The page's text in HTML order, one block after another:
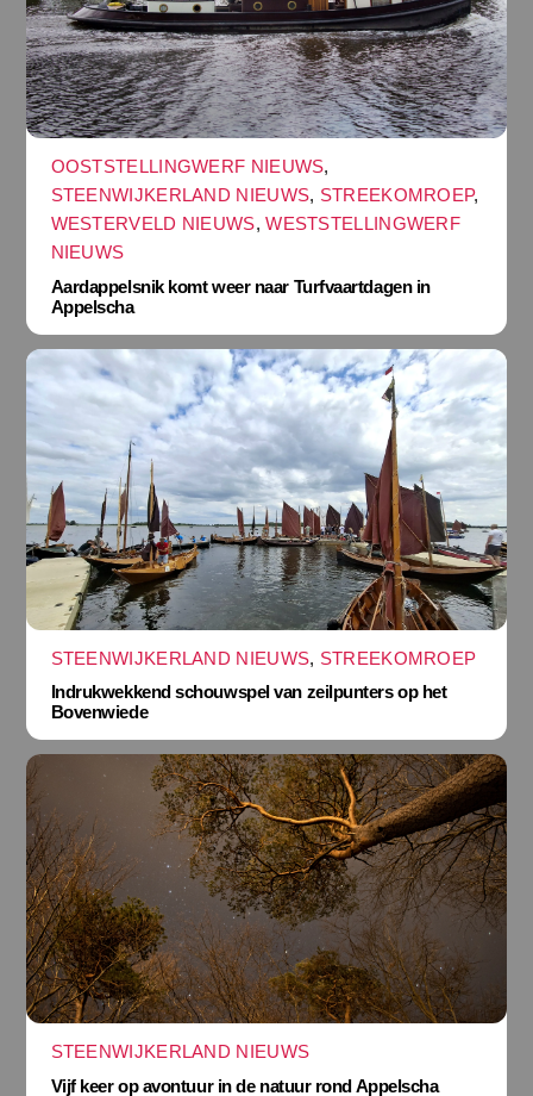
OOSTSTELLINGWERF NIEUWS,
STEENWIJKERLAND NIEUWS, STREEKOMROEP,
WESTERVELD NIEUWS,WESTSTELLINGWERF
NIEUWS
Aardappelsnik komt weer naar Turfvaartdagen in
Appelscha
STEENWIJKERLAND NIEUWS, STREEKOMROEP
Indrukwekkend schouwspel van zeilpunters op het
Bovenwiede
STEENWIJKERLAND NIEUWS
Vijf keer op avontuur in de natuur rond Appelscha